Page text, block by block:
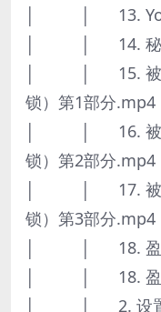
│ │ 13.
│ │ 14. 秘密
│ │ 15. 被动
锁）第1部分.mp4
│ │ 16. 被动
锁）第2部分.mp4
│ │ 17. 被动
锁）第3部分.mp4
│ │ 18. 盈利
│ │ 18. 盈利
│ │ 2. 设置